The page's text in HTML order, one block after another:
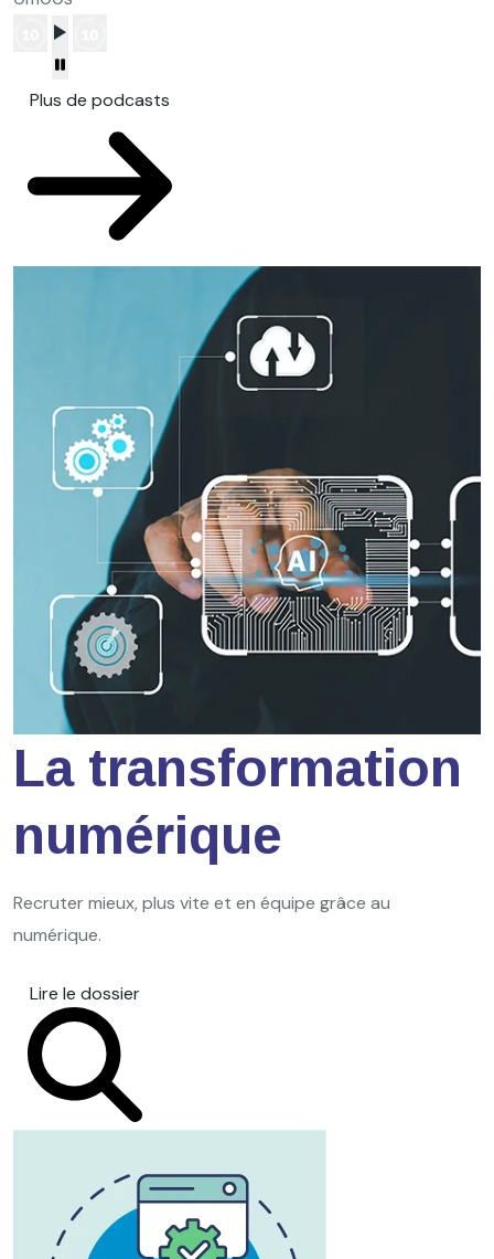
Plus de podcasts
La transformation
numérique
Recruter mieux, plus vite et en équipe grâce au
numérique.
Lire le dossier